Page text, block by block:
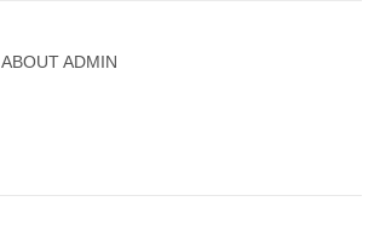
ABOUTADMIN